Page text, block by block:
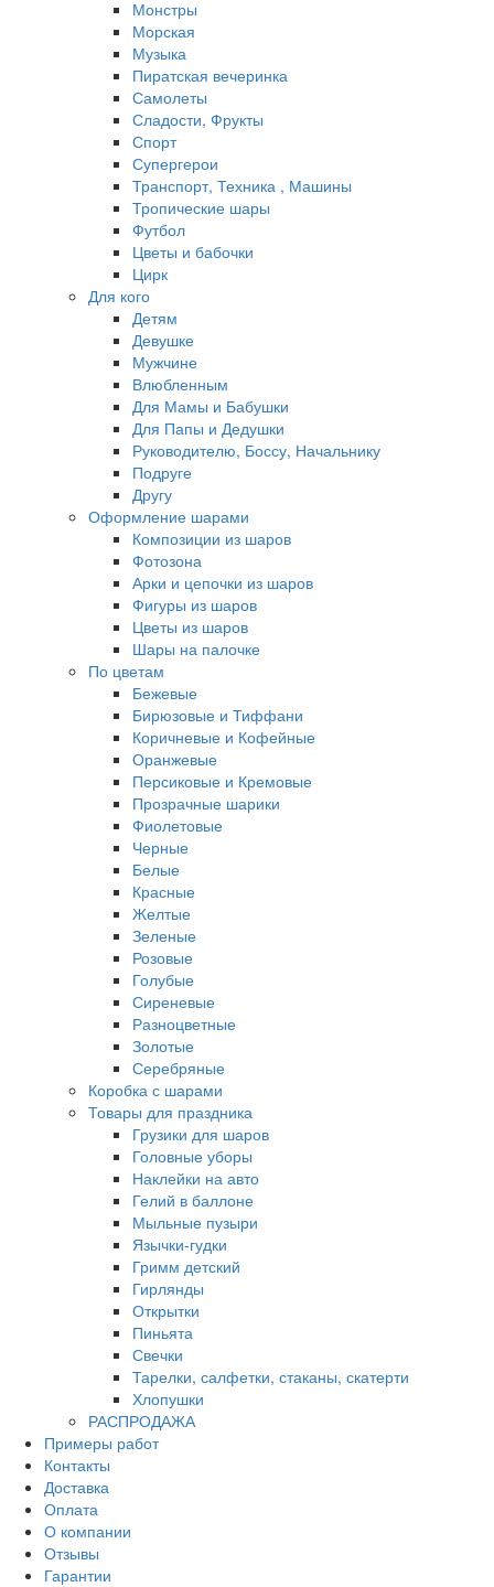
Монстры
Морская
Музыка
Пиратская вечеринка
Самолеты
Сладости, Фрукты
Спорт
Супергерои
Транспорт, Техника , Машины
Тропические шары
Футбол
Цветы и бабочки
Цирк
Для кого
Детям
Девушке
Мужчине
Влюбленным
Для Мамы и Бабушки
Для Папы и Дедушки
Руководителю, Боссу, Начальнику
Подруге
Другу
Оформление шарами
Композиции из шаров
Фотозона
Арки и цепочки из шаров
Фигуры из шаров
Цветы из шаров
Шары на палочке
По цветам
Бежевые
Бирюзовые и Тиффани
Коричневые и Кофейные
Оранжевые
Персиковые и Кремовые
Прозрачные шарики
Фиолетовые
Черные
Белые
Красные
Желтые
Зеленые
Розовые
Голубые
Сиреневые
Разноцветные
Золотые
Серебряные
Коробка с шарами
Товары для праздника
Грузики для шаров
Головные уборы
Наклейки на авто
Гелий в баллоне
Мыльные пузыри
Язычки-гудки
Гримм детский
Гирлянды
Открытки
Пиньята
Свечки
Тарелки, салфетки, стаканы, скатерти
Хлопушки
РАСПРОДАЖА
Примеры работ
Контакты
Доставка
Оплата
О компании
Отзывы
Гарантии